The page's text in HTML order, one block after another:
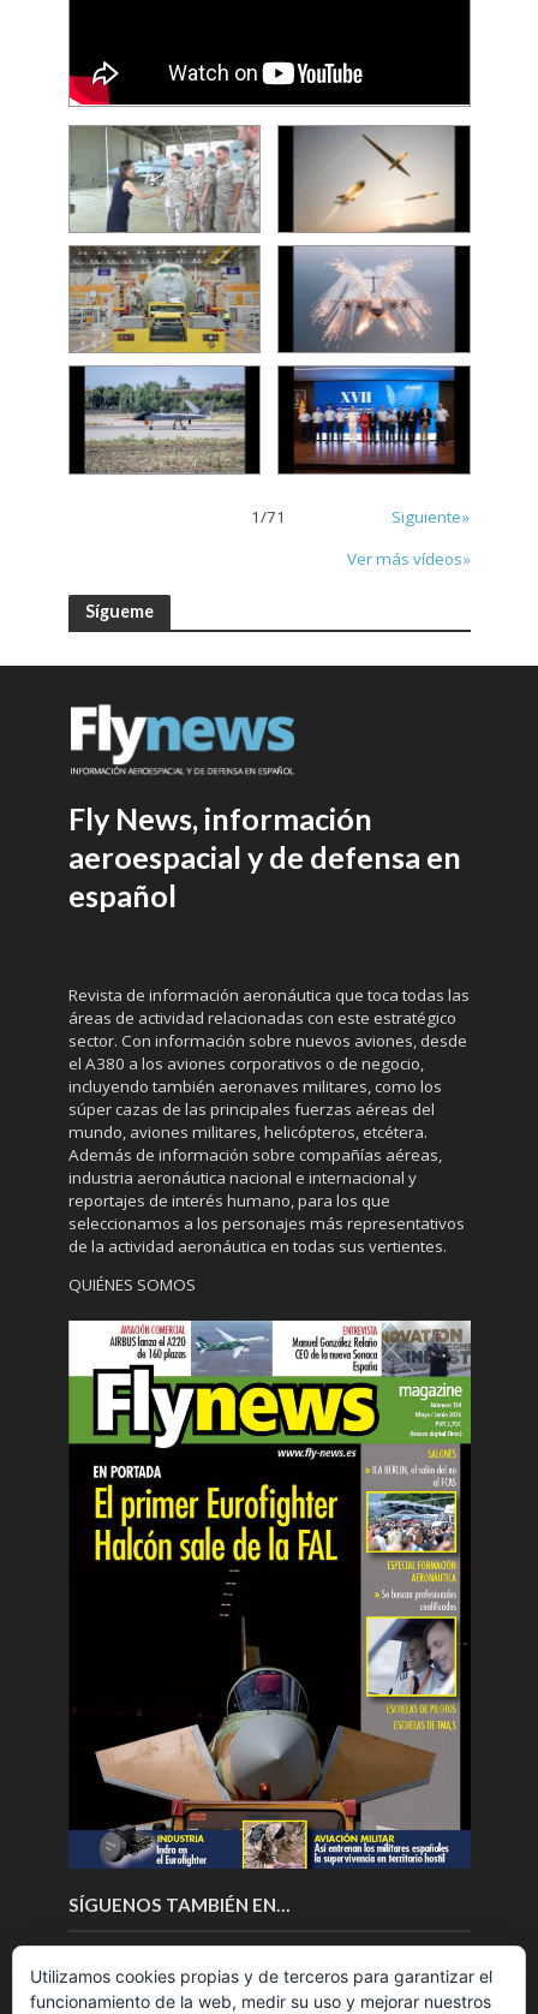
1/71
Siguiente»
Ver más vídeos»
Sígueme
Fly News, información
aeroespacial y de defensa en
español
Revista de información aeronáutica que toca todas las
áreas de actividad relacionadas con este estratégico
sector. Con información sobre nuevos aviones, desde
el A380 a los aviones corporativos o de negocio,
incluyendo también aeronaves militares, como los
súper cazas de las principales fuerzas aéreas del
mundo, aviones militares, helicópteros, etcétera.
Además de información sobre compañías aéreas,
industria aeronáutica nacional e internacional y
reportajes de interés humano, para los que
seleccionamos a los personajes más representativos
de la actividad aeronáutica en todas sus vertientes.
QUIÉNES SOMOS
SÍGUENOS TAMBIÉN EN…
Utilizamos cookies propias y de terceros para garantizar el
funcionamiento de la web, medir su uso y mejorar nuestros